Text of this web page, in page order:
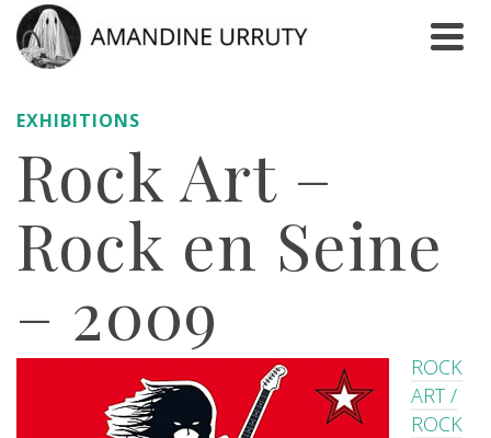
EXHIBITIONS
Rock Art –
Rock en Seine
– 2009
ROCK
ART /
ROCK